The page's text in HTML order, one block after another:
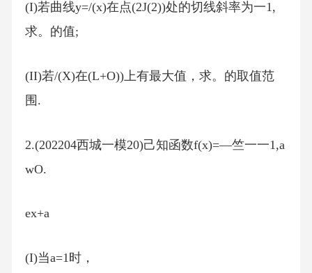
(I)若曲线y=/(x)在点(2J(2))处的切线斜率为一1,
求。的值;
(II)若/(X)在(L+O))上有最大值，求。的取值范
围.
2.(202204西城一模20)己知函数f(x)=—竺一一1,a
wO.
ex+a
(I)当a=1时，